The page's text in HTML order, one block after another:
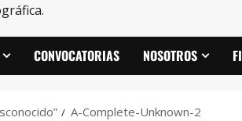
CONVOCATORIAS NOSOTROS
A-Complete-Unknown-2